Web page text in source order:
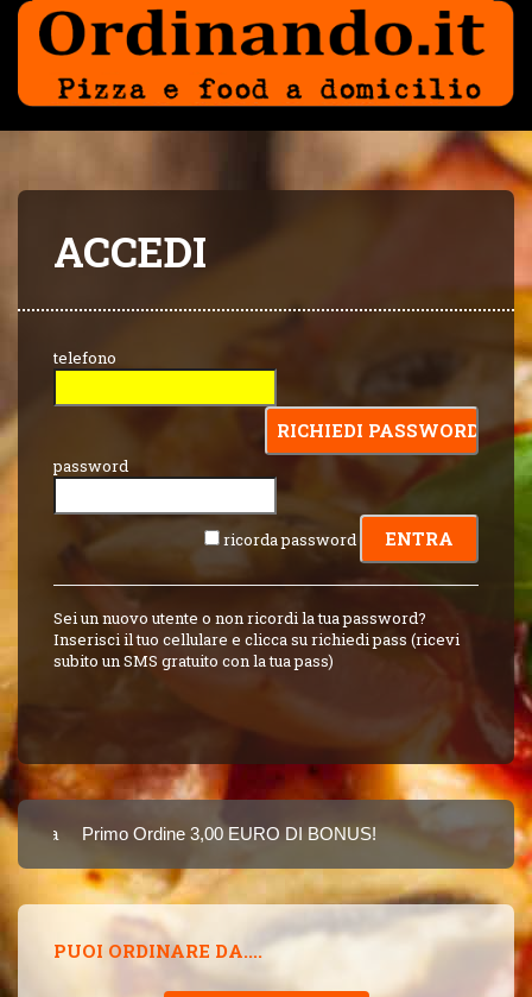
ACCEDI
telefono
password
ricorda password
Sei un nuovo utente o non ricordi la tua password?
Inserisci il tuo cellulare e clicca su richiedi pass (ricevi
subito un SMS gratuito con la tua pass)
Primo Ordine 3,00 EURO DI BONUS!
8 PUNTI 3,00
PUOI ORDINARE DA....